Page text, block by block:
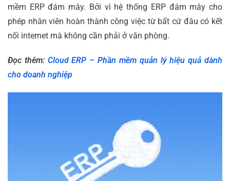
mềm ERP đám mây. Bởi vì hệ thống ERP đám mây cho
phép nhân viên hoàn thành công việc từ bất cứ đâu có kết
nối internet mà không cần phải ở văn phòng.
Đọc thêm: Cloud ERP – Phần mềm quản lý hiệu quả dành
cho doanh nghiệp